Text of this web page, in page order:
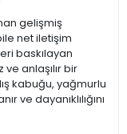
gelişmiş
net iletişim
baskılayan
anlaşılır bir
kabuğu, yağmurlu
ve dayanıklılığını